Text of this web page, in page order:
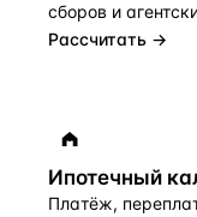
сборов и
Рассчитать →
Ипотечный
Платёж,